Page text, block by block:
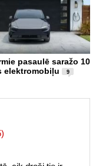
pasaulē saražo 10
elektromobiļu
9